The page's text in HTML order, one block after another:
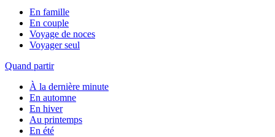
En famille
En couple
Voyage de noces
Voyager seul
Quand partir
À la dernière minute
En automne
En hiver
Au printemps
En été